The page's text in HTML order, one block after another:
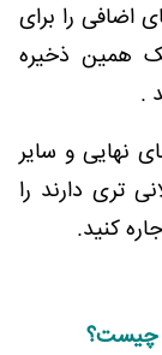
را برای
همین ذخیره
.
نهایی و سایر
تری دارند را
کنید.
چیست؟